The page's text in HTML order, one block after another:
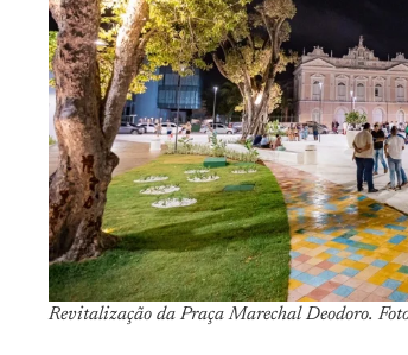
Revitalização da Praça Marechal Deodoro.